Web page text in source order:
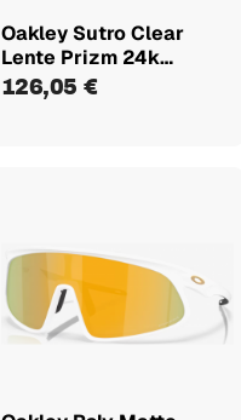
Oakley Sutro Clear
Lente Prizm 24k
9406b5
126,05 €